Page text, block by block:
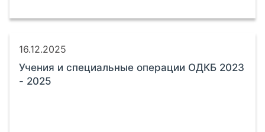
16.12.2025
Учения и специальные операции ОДКБ 2023
- 2025